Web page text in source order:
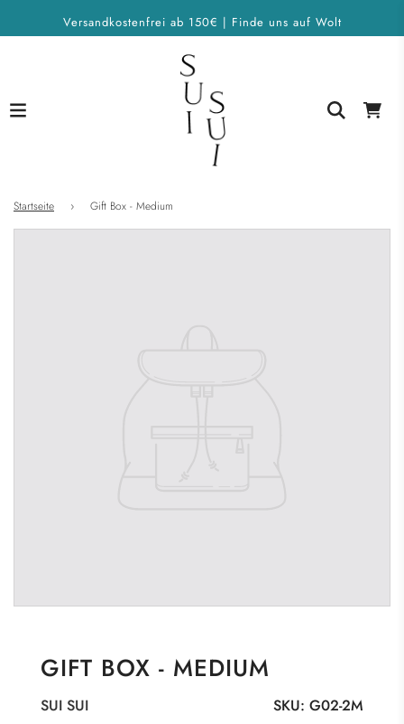
Versandkostenfrei ab 150€ | Finde uns auf Wolt
Startseite › Gift Box - Medium
GIFT BOX - MEDIUM
SKU: G02-2M
SUI SUI